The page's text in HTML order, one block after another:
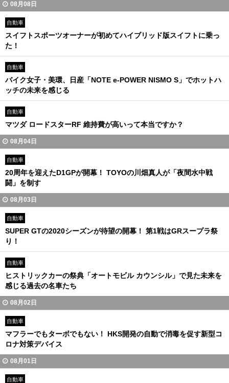
08月08日
自動車
スイフトスポーツオーナーが初めてハイブリッド版スイフトに乗っ
た！
自動車
バイク女子・美環、日産「NOTE e-POWER NISMO S」でホットハ
ッチの未来を感じる
自動車
マツダ ロードスターRF 維持費が高いって本当ですか？
08月04日
自動車
20周年を迎えたD1GPが開幕！ TOYOの川畑真人が「夜間水中戦
闘」を制す
08月03日
自動車
SUPER GTの2020シーズンが待望の開幕！ 第1戦はGRスープラ祭
り！
自動車
ヒストリックカーの祭典「オートモビル カウンシル」で見た未来を
感じる過去の名車たち
08月02日
自動車
マフラーでもターボでもない！ HKS開発の自動で消毒を促す新型コ
ロナ対策デバイス
08月01日
自動車